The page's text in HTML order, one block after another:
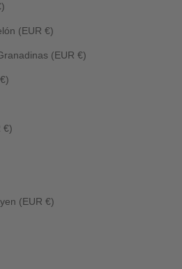
(EUR €)
(EUR €)
€)
(EUR €)